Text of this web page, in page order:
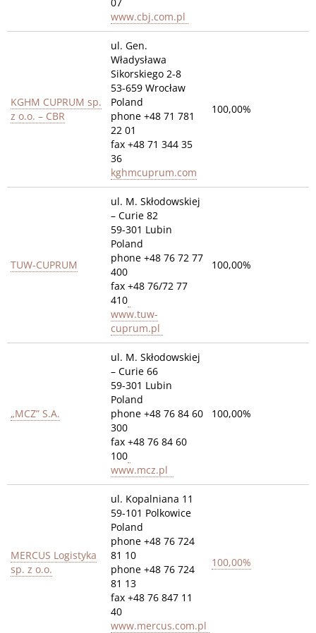
www.cbj.com.pl
KGHM CUPRUM sp.
z o.o. – CBR
ul. Gen.
Władysława
Sikorskiego 2-8
53-659 Wrocław
Poland
phone +48 71 781
22 01
fax +48 71 344 35
36
kghmcuprum.com
100,00%
TUW-CUPRUM
ul. M. Skłodowskiej
– Curie 82
59-301 Lubin
Poland
phone +48 76 72 77
400
fax +48 76/72 77
410
www.tuw-
cuprum.pl
100,00%
„MCZ” S.A.
ul. M. Skłodowskiej
– Curie 66
59-301 Lubin
Poland
phone +48 76 84 60
300
fax +48 76 84 60
100
www.mcz.pl
100,00%
MERCUS Logistyka
sp. z o.o.
ul. Kopalniana 11
59-101 Polkowice
Poland
phone +48 76 724
81 10
phone +48 76 724
81 13
fax +48 76 847 11
40
www.mercus.com.pl
100,00%